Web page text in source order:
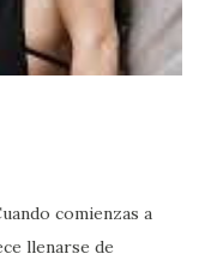
comienzas a
llenarse de